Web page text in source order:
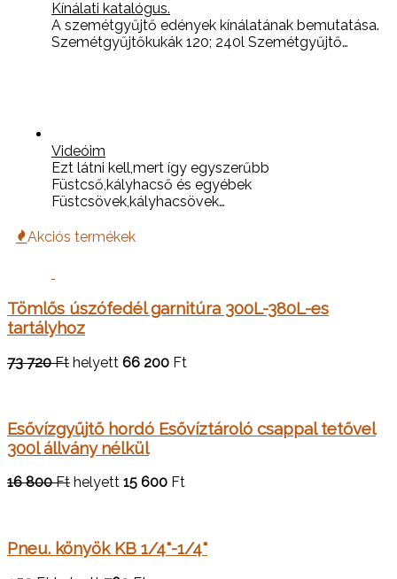
Kínálati katalógus.
A szemétgyűjtő edények kínálatának bemutatása.
Szemétgyűjtőkukák 120; 240l Szemétgyűjtő…
Videóim
Ezt látni kell,mert így egyszerűbb
Füstcső,kályhacső és egyébek
Füstcsövek,kályhacsövek…
Akciós termékek
Tömlős úszófedél garnitúra 300L-380L-es
tartályhoz
73 720 Ft helyett 66 200 Ft
Esővízgyűjtő hordó Esővíztároló csappal tetővel
300l állvány nélkül
16 800 Ft helyett 15 600 Ft
Pneu. könyök KB 1/4"-1/4"